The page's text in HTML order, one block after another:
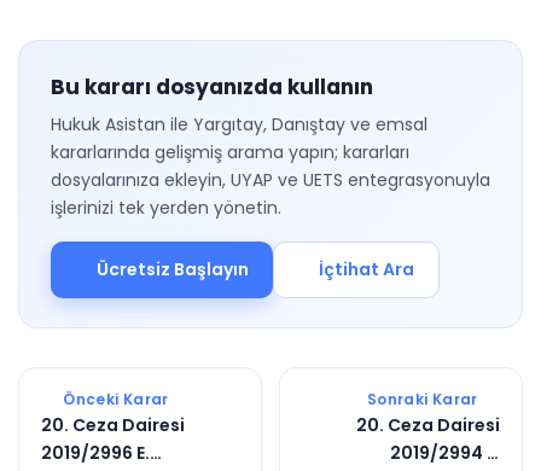
Bu kararı dosyanızda kullanın
Hukuk Asistan ile Yargıtay, Danıştay ve emsal
kararlarında gelişmiş arama yapın; kararları
dosyalarınıza ekleyin, UYAP ve UETS entegrasyonuyla
işlerinizi tek yerden yönetin.
Ücretsiz Başlayın İçtihat Ara
Önceki Karar
20. Ceza Dairesi
2019/2996 E.
Sonraki Karar
20. Ceza Dairesi
2019/2994 E.